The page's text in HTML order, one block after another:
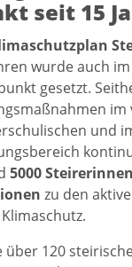
seit 15
wurde auch
gesetzt.
im
und
5000
zu den
über 120